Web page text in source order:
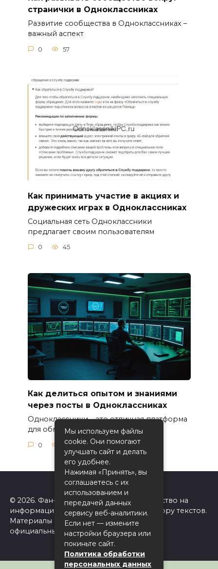
странички в Одноклассниках
Развитие сообщества в Одноклассниках –
важный аспект
0 57
Как принимать участие в акциях и
дружеских играх в Одноклассниках
Социальная сеть Одноклассники
предлагает своим пользователям
0 45
Как делиться опытом и знаниями
через посты в Одноклассниках
Одноклассники – это отличная платформа
для обмена опытом
0 51
© 2026. Фан-сайт Одноклассники. Авторство на
информацию на сайте принадлежит автору текстов.
Материалы принадлежат ok.ru. Сайт не
официальный!
Мы используем файлы
cookie. Они помогают
улучшать сайт и делать
его удобнее.
Нажимая «Принять», вы
соглашаетесь с их
использованием и
передачей данных
сервису веб-аналитики.
Если нет — измените
настройки браузера или
покиньте сайт.
Политика обработки
персональных данных